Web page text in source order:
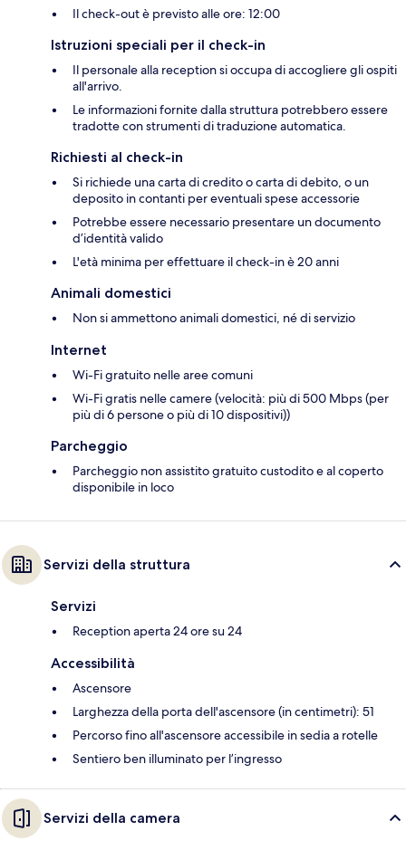
Il check-out è previsto alle ore: 12:00
Istruzioni speciali per il check-in
Il personale alla reception si occupa di accogliere gli ospiti
all'arrivo.
Le informazioni fornite dalla struttura potrebbero essere
tradotte con strumenti di traduzione automatica.
Richiesti al check-in
Si richiede una carta di credito o carta di debito, o un
deposito in contanti per eventuali spese accessorie
Potrebbe essere necessario presentare un documento
d’identità valido
L'età minima per effettuare il check-in è 20 anni
Animali domestici
Non si ammettono animali domestici, né di servizio
Internet
Wi-Fi gratuito nelle aree comuni
Wi-Fi gratis nelle camere (velocità: più di 500 Mbps (per
più di 6 persone o più di 10 dispositivi))
Parcheggio
Parcheggio non assistito gratuito custodito e al coperto
disponibile in loco
Servizi della struttura
Servizi
Reception aperta 24 ore su 24
Accessibilità
Ascensore
Larghezza della porta dell'ascensore (in centimetri): 51
Percorso fino all'ascensore accessibile in sedia a rotelle
Sentiero ben illuminato per l’ingresso
Servizi della camera